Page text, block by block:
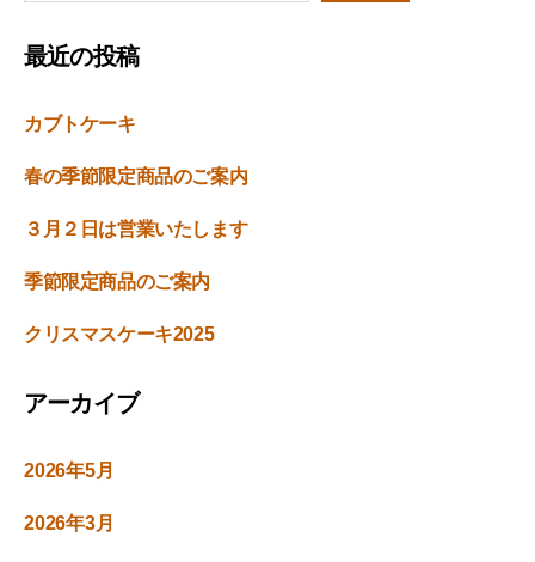
最近の投稿
カブトケーキ
春の季節限定商品のご案内
３月２日は営業いたします
季節限定商品のご案内
クリスマスケーキ2025
アーカイブ
2026年5月
2026年3月